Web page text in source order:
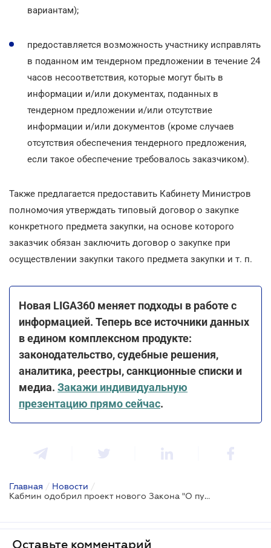
вариантам);
предоставляется возможность участнику исправлять
в поданном им тендерном предложении в течение 24
часов несоответствия, которые могут быть в
информации и/или документах, поданных в
тендерном предложении и/или отсутствие
информации и/или документов (кроме случаев
отсутствия обеспечения тендерного предложения,
если такое обеспечение требовалось заказчиком).
Также предлагается предоставить Кабинету Министров
полномочия утверждать типовый договор о закупке
конкретного предмета закупки, на основе которого
заказчик обязан заключить договор о закупке при
осуществлении закупки такого предмета закупки и т. п.
Новая LIGA360 меняет подходы в работе с
информацией. Теперь все источники данных
в едином комплексном продукте:
законодательство, судебные решения,
аналитика, реестры, санкционные списки и
медиа. Закажи индивидуальную
презентацию прямо сейчас.
Главная / Новости /
Кабмин одобрил проект нового Закона "О публичных закупках"
Оставьте комментарий